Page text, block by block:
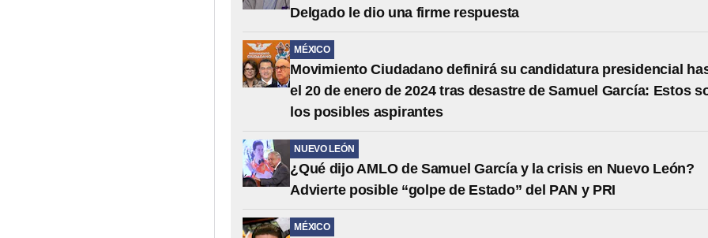
Delgado le dio una firme respuesta
MÉXICO
Movimiento Ciudadano definirá su candidatura presidencial
el 20 de enero de 2024 tras desastre de Samuel García: Estos
los posibles aspirantes
NUEVO LEÓN
¿Qué dijo AMLO de Samuel García y la crisis en Nuevo León?
Advierte posible “golpe de Estado” del PAN y PRI
MÉXICO